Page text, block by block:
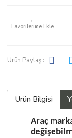
Ürün Paylaş :
Ürün Bilgisi
Araç